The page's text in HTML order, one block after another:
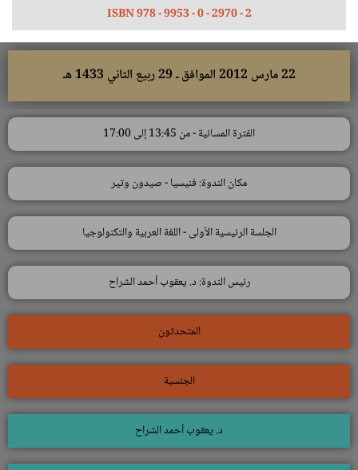
ISBN 978 - 9953 - 0 - 2970 - 2
22 مارس 2012 الموافق ـ 29 ربيع الثاني 1433 هـ
الفترة المسائية - من 13:45 إلى 17:00
مكان الندوة: فنيسيا - صيدون وتير
الجلسة الرئيسية الأولى - اللغة العربية والتكنولوجيا
رئيس الندوة: د. يعقوب أحمد الشراح
المتحدثون
الجنسية
د. يعقوب أحمد الشراح